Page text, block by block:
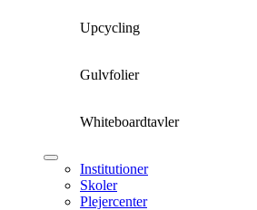
Upcycling
Gulvfolier
Whiteboardtavler
Institutioner
Skoler
Plejercenter